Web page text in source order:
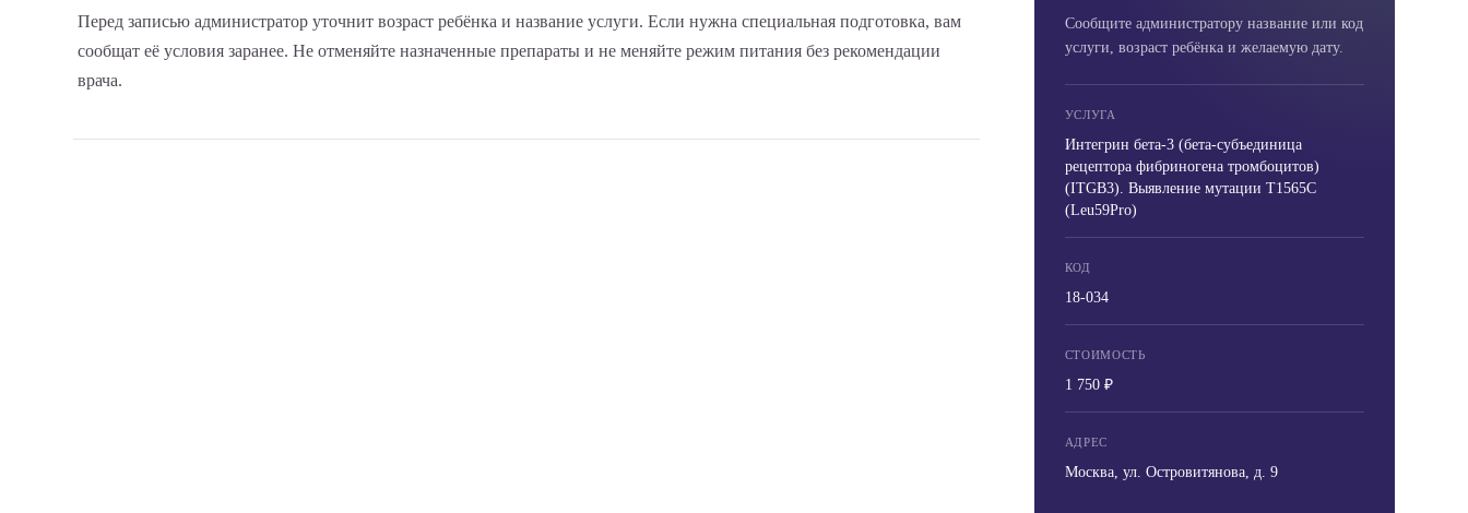
Перед записью администратор уточнит возраст ребёнка и название услуги. Если нужна специальная подготовка, вам
сообщат её условия заранее. Не отменяйте назначенные препараты и не меняйте режим питания без рекомендации
врача.
Сообщите администратору название или код
услуги, возраст ребёнка и желаемую дату.
УСЛУГА
Интегрин бета-3 (бета-субъединица
рецептора фибриногена тромбоцитов)
(ITGB3). Выявление мутации T1565C
(Leu59Pro)
КОД
18-034
СТОИМОСТЬ
1 750 ₽
АДРЕС
Москва, ул. Островитянова, д. 9